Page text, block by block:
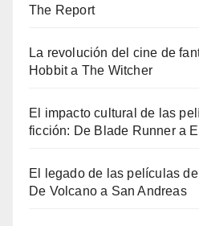
The Report
La revolución del cine de
Hobbit a The Witcher
El impacto cultural de las
ficción: De Blade Runner a
El legado de las películas
De Volcano a San Andreas